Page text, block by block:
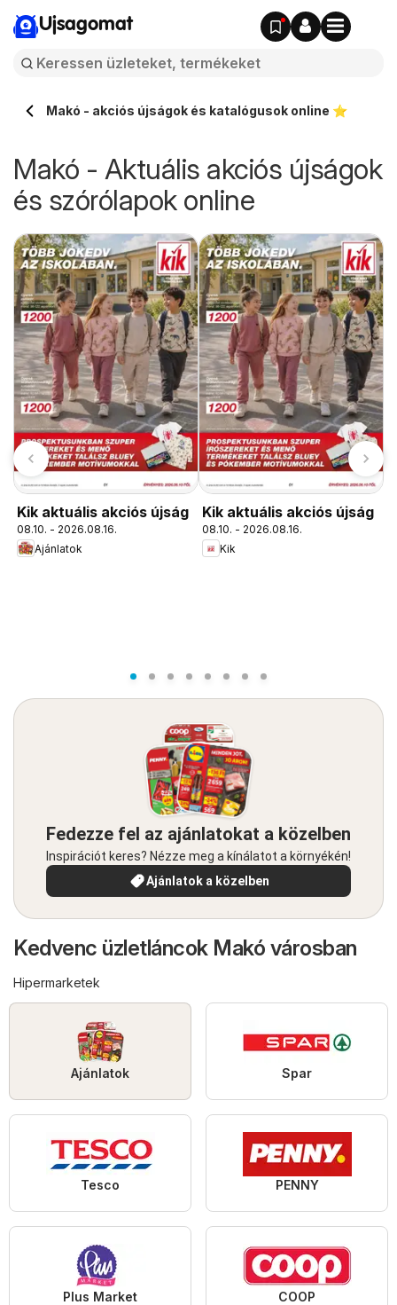
Ujsagomat
Makó - akciós újságok és katalógusok online ⭐️
Makó - Aktuális akciós újságok
és szórólapok online
Kik aktuális akciós újság
08.10. - 2026.08.16.
Ajánlatok
Kik aktuális akciós újság
08.10. - 2026.08.16.
Kik
Fedezze fel az ajánlatokat a közelben
Inspirációt keres? Nézze meg a kínálatot a környékén!
Ajánlatok a közelben
Kedvenc üzletláncok Makó városban
Hipermarketek
Ajánlatok Spar
Tesco PENNY
Plus Market COOP